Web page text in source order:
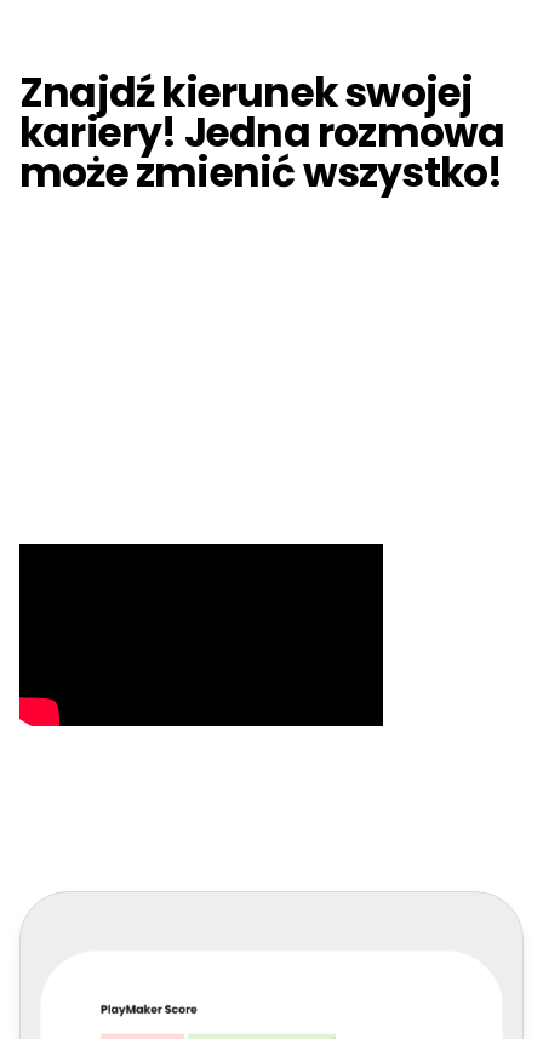
Znajdź kierunek swojej
kariery! Jedna rozmowa
może zmienić wszystko!